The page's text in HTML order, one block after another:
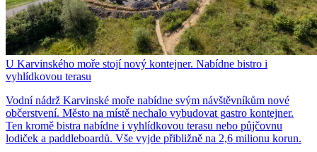
U Karvinského moře stojí nový kontejner. Nabídne bistro i
vyhlídkovou terasu
Vodní nádrž Karvinské moře nabídne svým návštěvníkům nové
občerstvení. Město na místě nechalo vybudovat gastro kontejner.
Ten kromě bistra nabídne i vyhlídkovou terasu nebo půjčovnu
lodiček a paddleboardů. Vše vyjde přibližně na 2,6 milionu korun.